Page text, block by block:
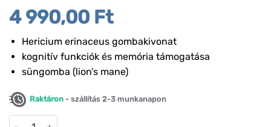
4 990,00 Ft
Hericium erinaceus gombakivonat
kognitív funkciók és memória támogatása
süngomba (lion’s mane)
Raktáron - szállítás 2-3 munkanapon
Süngomba (Lion's Mane) Swanson, 500 mg (60 kapszula)